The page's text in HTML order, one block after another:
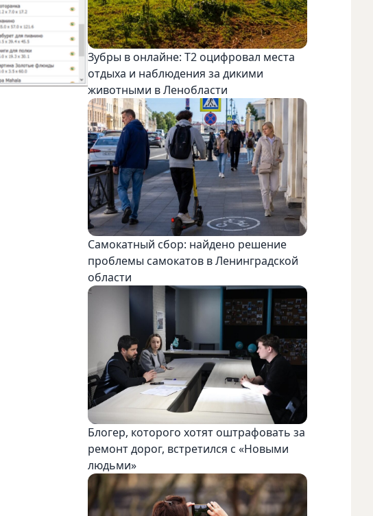
Зубры в онлайне: Т2 оцифровал места
отдыха и наблюдения за дикими
животными в Ленобласти
Самокатный сбор: найдено решение
проблемы самокатов в Ленинградской
области
Блогер, которого хотят оштрафовать за
ремонт дорог, встретился с «Новыми
людьми»